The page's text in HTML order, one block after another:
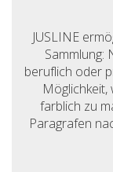
JUSLINE
Sammlung:
beruflich oder
Möglichkeit,
farblich zu
Paragrafen